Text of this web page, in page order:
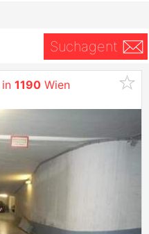
Suchagent
in 1190 Wien